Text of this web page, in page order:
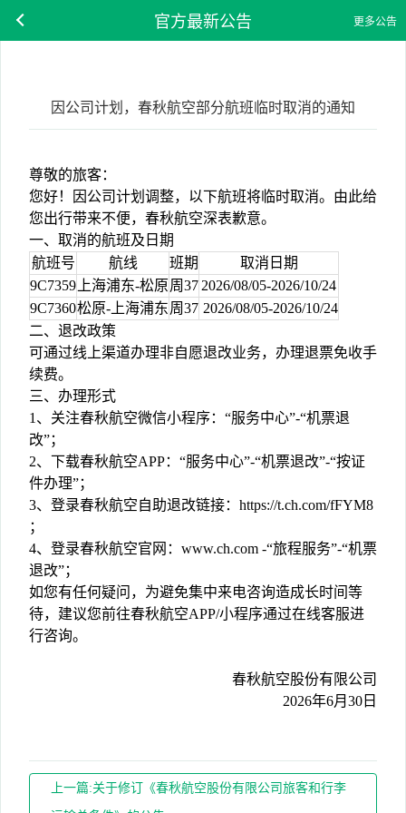
官方最新公告 更多公告
因公司计划，春秋航空部分航班临时取消的通知
尊敬的旅客：
您好！因公司计划调整，以下航班将临时取消。由此给
您出行带来不便，春秋航空深表歉意。
一、取消的航班及日期
航班号
航线 班期
取消日期
9C7359 上海浦东-松原周37 2026/08/05-2026/10/24
9C7360松原-上海浦东周37 2026/08/05-2026/10/24
二、退改政策
可通过线上渠道办理非自愿退改业务，办理退票免收手
续费。
三、办理形式
1、关注春秋航空微信小程序：“服务中心”-“机票退
改”；
2、下载春秋航空APP：“服务中心”-“机票退改”-“按证
件办理”；
3、登录春秋航空自助退改链接：https://t.ch.com/fFYM8
；
4、登录春秋航空官网：www.ch.com -“旅程服务”-“机票
退改”；
如您有任何疑问，为避免集中来电咨询造成长时间等
待，建议您前往春秋航空APP/小程序通过在线客服进
行咨询。
春秋航空股份有限公司
2026年6月30日
上一篇:关于修订《春秋航空股份有限公司旅客和行李